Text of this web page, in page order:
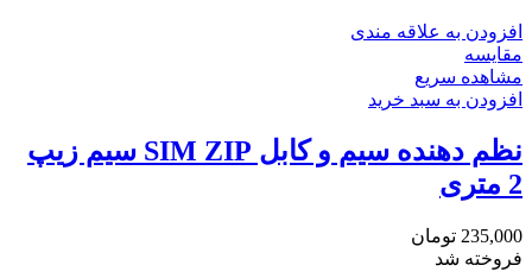
افزودن به علاقه مندی
مقایسه
مشاهده سریع
افزودن به سبد خرید
نظم دهنده سیم و کابل SIM ZIP سیم زیپ
2 متری
235,000 تومان
فروخته شد